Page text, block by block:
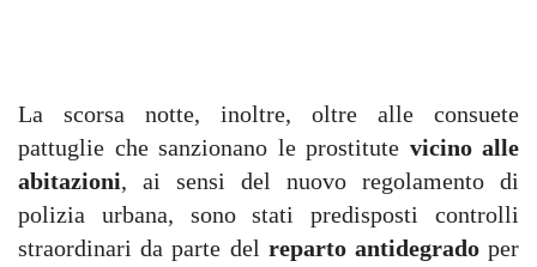
La scorsa notte, inoltre, oltre alle consuete
pattuglie che sanzionano le prostitute vicino alle
abitazioni, ai sensi del nuovo regolamento di
polizia urbana, sono stati predisposti controlli
straordinari da parte del reparto antidegradoper